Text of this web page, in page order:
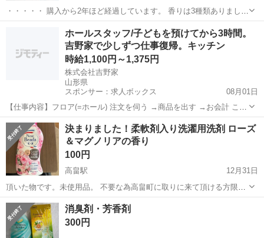
・・・・・ 購入から2年ほど経過しています。 香りは3種類ありました
が ラベンダーのみ開封済みのため 未開封の ○バラ10巻 ○カモミール10
巻 お譲り致します。 錆びていますが、線香立てもあります。 缶の中
芳香剤、消臭剤 ラベンダー
ホールスタッフ/子どもを預けてから3時間。
吉野家で少しずつ仕事復帰。キッチン
時給1,100円～1,375円
株式会社吉野家
山形県
スポンサー：求人ボックス
08月01日
【仕事内容】フロア(=ホール) 注文を伺う →商品を出す →お会計 これ
が基本的な流れです。 テイクアウトの注文受け・お渡しも お願いしま
す! キッチン 牛丼などの調理・盛りつけ など <最初はフロアから> 研
修期間あり。 マニュ...
アルバイト・パート
決まりました！柔軟剤入り洗濯用洗剤 ローズ
＆マグノリアの香り
100円
高畠駅
12月31日
頂いた物です。未使用品。 不要な為高畠町に取りに来て頂ける方限定
でお願いします。
山形 東置賜郡 高畠駅 芳香剤、消臭剤
消臭剤・芳香剤
300円